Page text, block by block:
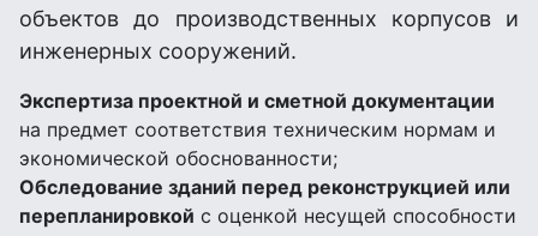
объектов до производственных корпусов и
инженерных сооружений.
Экспертиза проектной и сметной документации
на предмет соответствия техническим нормам и
экономической обоснованности;
Обследование зданий перед реконструкцией или
перепланировкой с оценкой несущей способности